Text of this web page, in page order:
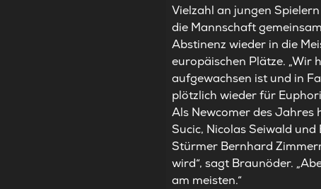
Vielzahl an jungen
die Mannschaft
Abstinenz wieder in die
europäischen Plätze. „Wir
aufgewachsen ist und in
plötzlich wieder für
Als Newcomer des Jahres
Sucic, Nicolas Seiwald
Stürmer Bernhard
wird“, sagt Braunöder.
am meisten.“